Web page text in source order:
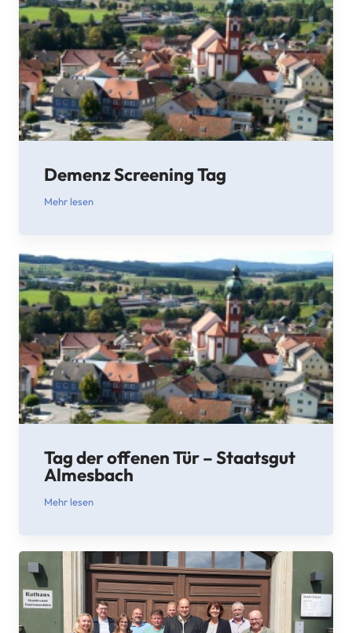
Demenz Screening Tag
Mehr lesen
Tag der offenen Tür – Staatsgut
Almesbach
Mehr lesen